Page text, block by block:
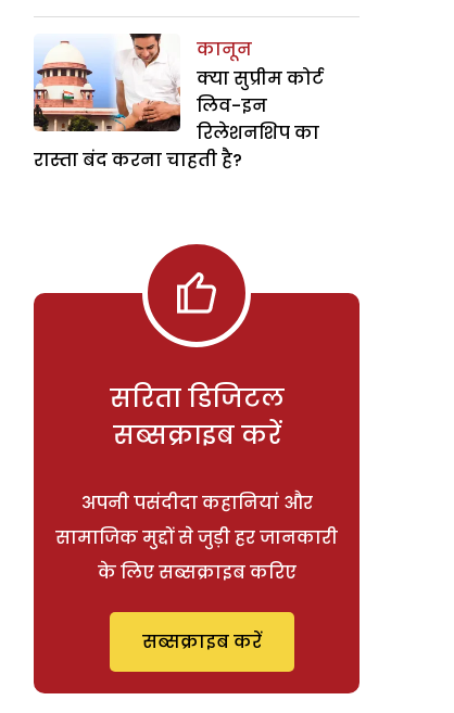
कानून
क्या सुप्रीम कोर्ट
लिव-इन
रिलेशनशिप का
रास्ता बंद करना चाहती है?
सरिता डिजिटल
सब्सक्राइब करें
अपनी पसंदीदा कहानियां और
सामाजिक मुद्दों से जुड़ी हर जानकारी
के लिए सब्सक्राइब करिए
सब्सक्राइब करें